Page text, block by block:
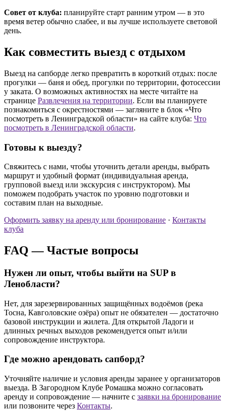
Совет от клуба: планируйте старт ранним утром — в это
время ветер обычно слабее, и вы лучше используете световой
день.
Как совместить выезд с отдыхом
Выезд на сапборде легко превратить в короткий отдых: после
прогулки — баня и обед, прогулки по территории, фотосессии
у заката. О возможных активностях на месте читайте на
странице Развлечения на территории. Если вы планируете
познакомиться с окрестностями — загляните в блок «Что
посмотреть в Ленинградской области» на сайте клуба: Что
посмотреть в Ленинградской области.
Готовы к выезду?
Свяжитесь с нами, чтобы уточнить детали аренды, выбрать
маршрут и удобный формат (индивидуальная аренда,
групповой выезд или экскурсия с инструктором). Мы
поможем подобрать участок по уровню подготовки и
составим план на выходные.
Оформить заявку на аренду или бронирование · Контакты
клуба
FAQ — Частые вопросы
Нужен ли опыт, чтобы выйти на SUP в
Ленобласти?
Нет, для зарезервированных защищённых водоёмов (река
Тосна, Кавголовские озёра) опыт не обязателен — достаточно
базовой инструкции и жилета. Для открытой Ладоги и
длинных речных выходов рекомендуется опыт и/или
сопровождение инструктора.
Где можно арендовать сапборд?
Уточняйте наличие и условия аренды заранее у организаторов
выезда. В Загородном Клубе Ромашка можно согласовать
аренду и сопровождение — начните с заявки на бронирование
или позвоните через Контакты.